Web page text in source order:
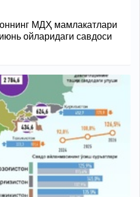
МДҲ мамлакатлари
ойларидаги савдоси